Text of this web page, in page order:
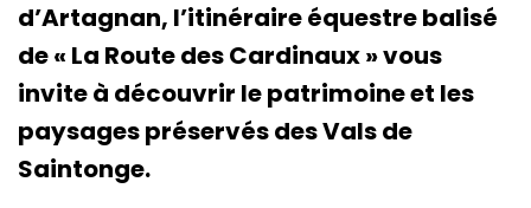
d’Artagnan, l’itinéraire équestre balisé
de « La Route des Cardinaux » vous
invite à découvrir le patrimoine et les
paysages préservés des Vals de
Saintonge.